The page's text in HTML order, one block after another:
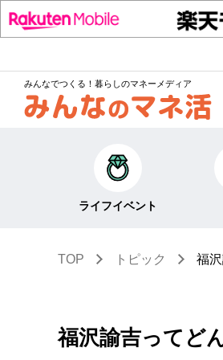
みんなでつくる！暮らしのマネーメディア
ライフイベント
キャリア・働き方
生活・住まい
キャッ
税金・
TOP トピック 福
福沢諭吉ってど